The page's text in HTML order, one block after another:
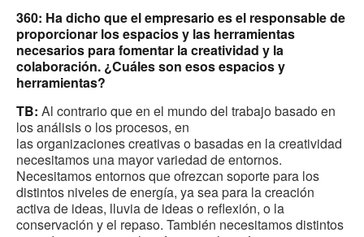
360: Ha dicho que el empresario es el responsable de
proporcionar los espacios y las herramientas
necesarios para fomentar la creatividad y la
colaboración. ¿Cuáles son esos espacios y
herramientas?
TB: Al contrario que en el mundo del trabajo basado en
los análisis o los procesos, en
las organizaciones creativas o basadas en la creatividad
necesitamos una mayor variedad de entornos.
Necesitamos entornos que ofrezcan soporte para los
distintos niveles de energía, ya sea para la creación
activa de ideas, lluvia de ideas o reflexión, o la
conservación y el repaso. También necesitamos distintos